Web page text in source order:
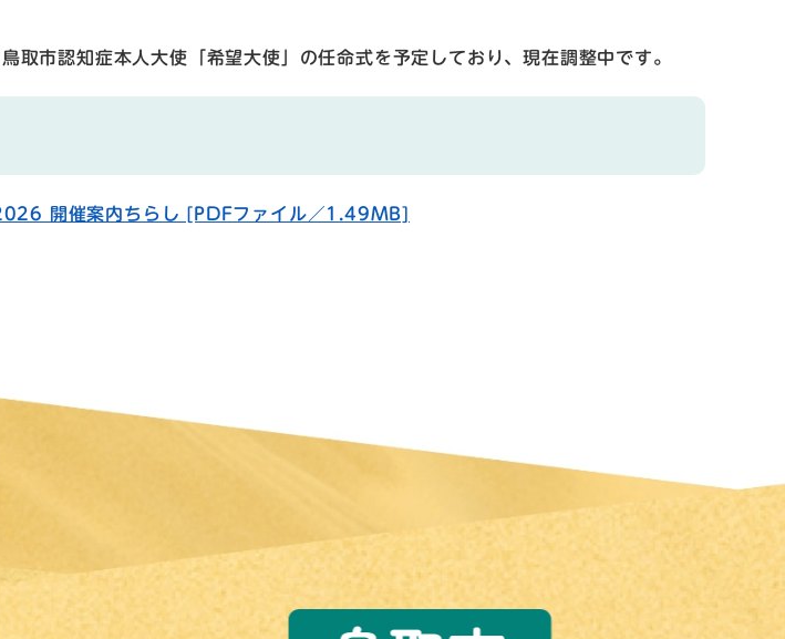
取市認知症本人大使「希望大使」の任命式を予定しており、現在調整中です。
開催案内ちらし [PDFファイル／1.49MB]